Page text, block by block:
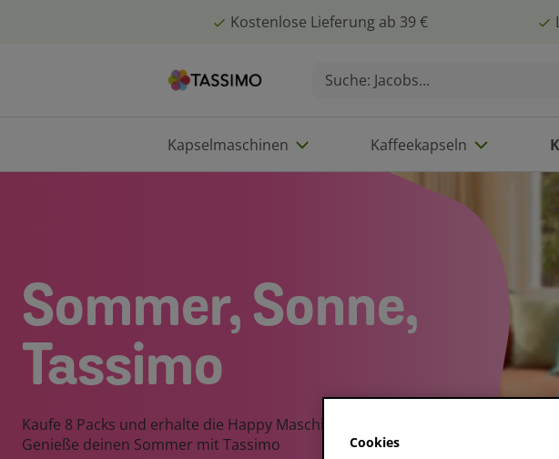
Kostenlose Lieferung ab 39 €
Kapselmaschinen Kaffeekapseln
Sommer, Sonne,
Tassimo
Kaufe 8 Packs und erhalte die Happy Maschine GRATIS dazu.
Genieße deinen Sommer mit Tassimo
Cookies